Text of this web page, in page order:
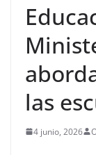
las
4 junio, 2026